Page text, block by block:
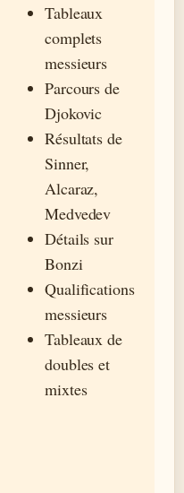
Tableaux
complets
messieurs
Parcours de
Djokovic
Résultats de
Sinner,
Alcaraz,
Medvedev
Détails sur
Bonzi
Qualifications
messieurs
Tableaux de
doubles et
mixtes